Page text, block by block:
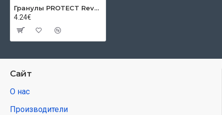
Гранулы PROTECT Revolution, для крыс, 2x75 г лотка + 2x50 г геля (150 + 100 г)
4.24€
Сайт
О нас
Производители